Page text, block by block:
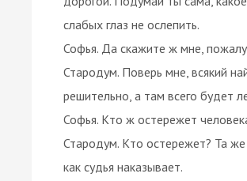
слабых глаз не ослепить.
Софья. Да скажите ж мне,
Стародум. Поверь мне, всякий
решительно, а там всего будет
Софья. Кто ж остережет
Стародум. Кто остережет? Та же
как судья наказывает.